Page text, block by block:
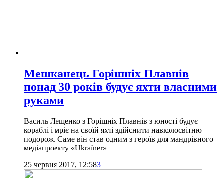
Мешканець Горішніх Плавнів
понад 30 років будує яхти власними
руками
Василь Лещенко з Горішніх Плавнів з юності будує
кораблі і мріє на своїй яхті здійснити навколосвітню
подорож. Саме він став одним з героїв для мандрівного
медіапроекту «Ukraїner».
25 червня 2017, 12:583